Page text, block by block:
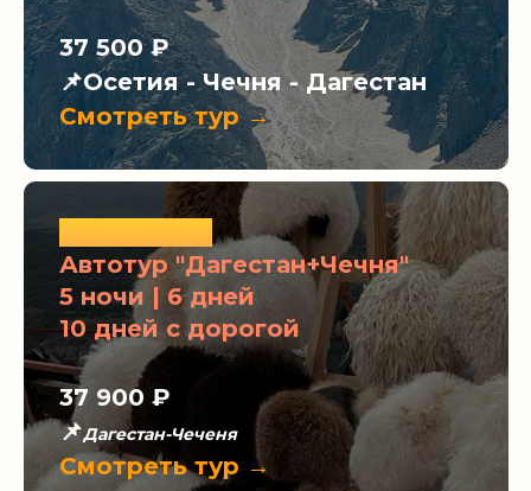
37 500 ₽
📌Осетия - Чечня - Дагестан
Смотреть тур →
Автотур "Дагестан+Чечня"
5 ночи | 6 дней
10 дней с дорогой
37 900 ₽
📌Дагестан-Чеченя
Смотреть тур →